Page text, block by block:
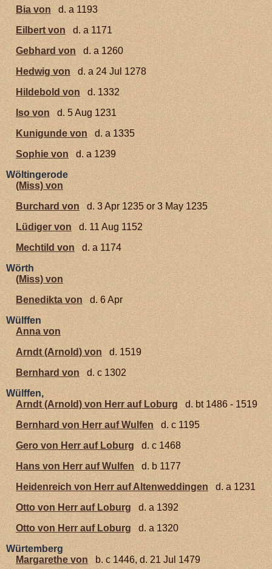
Bia von
d. a 1193
Eilbert von
d. a 1171
Gebhard von
d. a 1260
Hedwig von
d. a 24 Jul 1278
Hildebold von
d. 1332
Iso von
d. 5 Aug 1231
Kunigunde von
d. a 1335
Sophie von
d. a 1239
Wöltingerode
(Miss) von
Burchard von
d. 3 Apr 1235 or 3 May 1235
Lüdiger von
d. 11 Aug 1152
Mechtild von
d. a 1174
Wörth
(Miss) von
Benedikta von
d. 6 Apr
Wülffen
Anna von
Arndt (Arnold) von
d. 1519
Bernhard von
d. c 1302
Wülffen,
Arndt (Arnold) von Herr auf Loburg
d. bt 1486 - 1519
Bernhard von Herr auf Wulfen
d. c 1195
Gero von Herr auf Loburg
d. c 1468
Hans von Herr auf Wulfen
d. b 1177
Heidenreich von Herr auf Altenweddingen
d. a 1231
Otto von Herr auf Loburg
d. a 1392
Otto von Herr auf Loburg
d. a 1320
Würtemberg
Margarethe von
b. c 1446, d. 21 Jul 1479